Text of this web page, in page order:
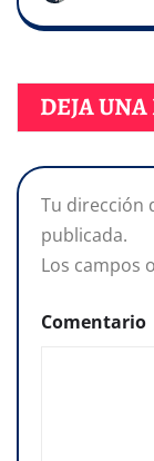
DEJA
Tu dirección
publicada.
Los campos
Comentario